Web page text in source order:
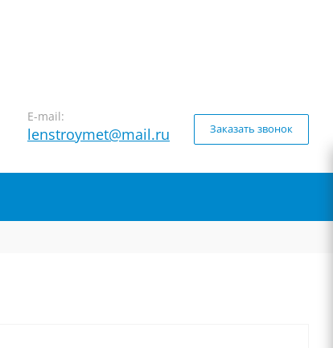
E-mail:
lenstroymet@mail.ru Заказать звонок